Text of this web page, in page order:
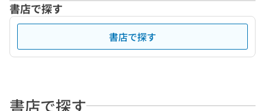
書店で探す
書店で探す
書店で探す